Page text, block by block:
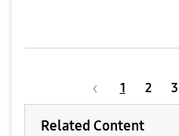
1 2 3
Related Content